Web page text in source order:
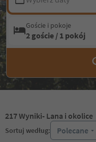
Goście i pokoje
2 goście / 1 pokój
217Wyniki- Lana i okolice
Sortuj według: Polecane